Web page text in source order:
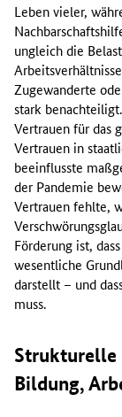
Leben vieler,
ungleich die
Zugewanderte
stark
Vertrauen für das
Vertrauen in
beeinflusste
der Pandemie
Vertrauen fehlte,
Förderung ist,
wesentliche
darstellt – und
muss.
Strukturelle
Bildung,